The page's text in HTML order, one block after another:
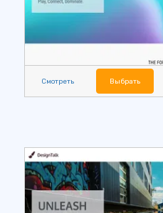
Смотреть Выбрать